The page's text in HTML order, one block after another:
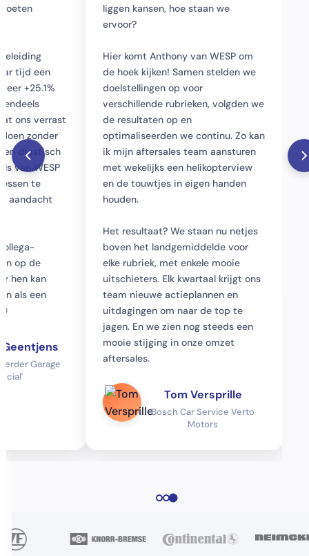
tijd een
+25.1%
ons verrast
zonder
drastisch
van WESP
te
aandacht
op de
hen kan
als een
Garage
liggen kansen, hoe staan we
ervoor?
Hier komt Anthony van WESP om
de hoek kijken! Samen stelden we
doelstellingen op voor
verschillende rubrieken, volgden we
de resultaten op en
optimaliseerden we continu. Zo kan
ik mijn aftersales team aansturen
met wekelijks een helikopterview
en de touwtjes in eigen handen
houden.
Het resultaat? We staan nu netjes
boven het landgemiddelde voor
elke rubriek, met enkele mooie
uitschieters. Elk kwartaal krijgt ons
team nieuwe actieplannen en
uitdagingen om naar de top te
jagen. En we zien nog steeds een
mooie stijging in onze omzet
aftersales.
Tom Versprille
Bosch Car Service Verto
Motors